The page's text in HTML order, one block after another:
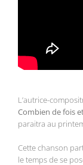
L’autrice-
Combien de fois
paraitra au
Cette chanson
le temps de se